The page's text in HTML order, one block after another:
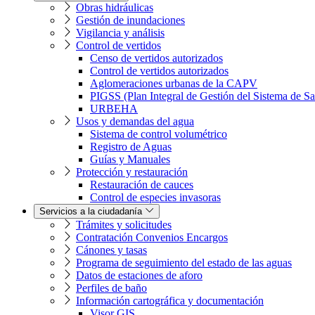
Obras hidráulicas
Gestión de inundaciones
Vigilancia y análisis
Control de vertidos
Censo de vertidos autorizados
Control de vertidos autorizados
Aglomeraciones urbanas de la CAPV
PIGSS (Plan Integral de Gestión del Sistema de
URBEHA
Usos y demandas del agua
Sistema de control volumétrico
Registro de Aguas
Guías y Manuales
Protección y restauración
Restauración de cauces
Control de especies invasoras
Servicios a la ciudadanía
Trámites y solicitudes
Contratación Convenios Encargos
Cánones y tasas
Programa de seguimiento del estado de las aguas
Datos de estaciones de aforo
Perfiles de baño
Información cartográfica y documentación